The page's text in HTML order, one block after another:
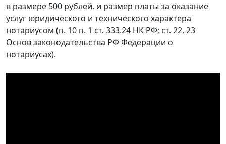
в размере 500 рублей. и размер платы за оказание
услуг юридического и технического характера
нотариусом (п. 10 п. 1 ст. 333.24 НК РФ; ст. 22, 23
Основ законодательства РФ Федерации о
нотариусах).